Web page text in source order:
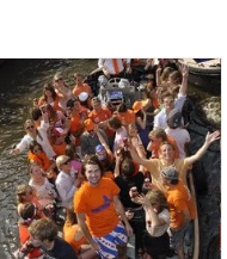
Vanaf €330,- Op zoek naar een
feestlocatie? Voorafgaand
de feestelijke avond of voor
vrijgezellenfeest. Een paar
varen onder genot van een
en een drankje en onderweg
wat opdrachten uitvoeren?
BOEK NU!